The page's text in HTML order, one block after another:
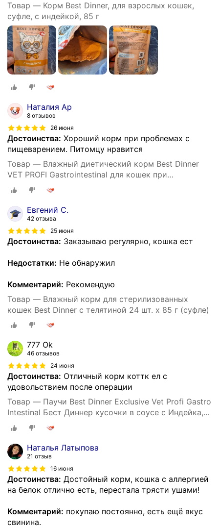
Товар — Корм Best Dinner, для взрослых кошек,
суфле, с индейкой, 85 г
Наталия Ар
8 отзывов
26 июня
Достоинства: Хороший корм при проблемах с
пищеварением. Питомцу нравится
Товар — Влажный диетический корм Best Dinner
VET PROFI Gastrointestinal для кошек при
заболеваниях ЖКТ кусочки в соусе Индейка, 85 г х
24 шт, пауч (Бест Диннер)
Евгений С.
42 отзыва
25 июня
Достоинства: Заказываю регулярно, кошка ест
Недостатки: Не обнаружил
Комментарий: Рекомендую
Товар — Влажный корм для стерилизованных
кошек Best Dinner с телятиной 24 шт. х 85 г (суфле)
777 Ok
46 отзывов
24 июня
Достоинства: Отличный корм коттк ел с
удовольствием после операции
Товар — Паучи Best Dinner Exclusive Vet Profi Gastro
Intestinal Бест Диннер кусочки в соусе с Индейка,
24шт по 85г
Наталья Латыпова
21 отзыв
16 июня
Достоинства: Достойный корм, кошка с аллергией
на белок отлично есть, перестала трясти ушами!
Комментарий: покупаю постоянно, есть ещё вкус
свинина.